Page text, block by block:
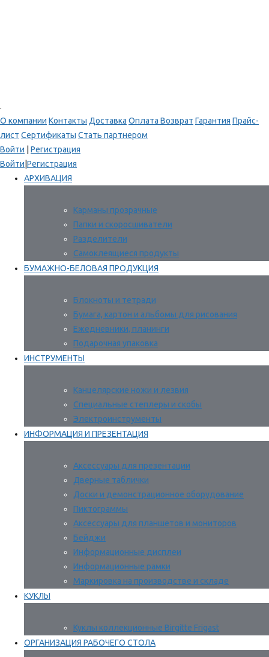
.
О компании Контакты Доставка Оплата Возврат Гарантия Прайс-
лист Сертификаты Стать партнером
Войти
Регистрация
Войти Регистрация
АРХИВАЦИЯ
Карманы прозрачные
Папки и скоросшиватели
Разделители
Самоклеящиеся продукты
БУМАЖНО-БЕЛОВАЯ ПРОДУКЦИЯ
Блокноты и тетради
Бумага, картон и альбомы для рисования
Ежедневники, планинги
Подарочная упаковка
ИНСТРУМЕНТЫ
Канцелярские ножи и лезвия
Специальные степлеры и скобы
Электроинструменты
ИНФОРМАЦИЯ И ПРЕЗЕНТАЦИЯ
Аксессуары для презентации
Дверные таблички
Доски и демонстрационное оборудование
Пиктограммы
Аксессуары для планшетов и мониторов
Бейджи
Информационные дисплеи
Информационные рамки
Маркировка на производстве и складе
КУКЛЫ
Куклы коллекционные Birgitte Frigast
ОРГАНИЗАЦИЯ РАБОЧЕГО СТОЛА